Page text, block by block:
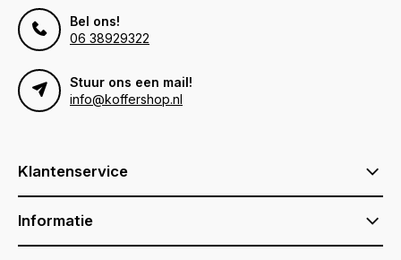
Bel ons!
06 38929322
Stuur ons een mail!
info@koffershop.nl
Klantenservice
Informatie